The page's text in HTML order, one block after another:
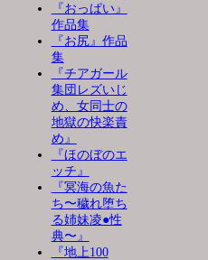
『おっぱい』
作品集
『お尻』作品
集
『チアガール
集団レズいじ
め、女同士の
地獄の快楽責
め』
『ほのぼのエ
ッチ』
『冥海の魚た
ち〜穢れ堕ち
る姉妹凌●性
典〜』
『地上100